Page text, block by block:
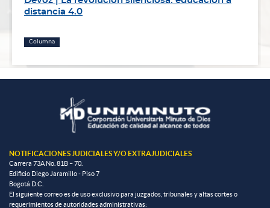
distancia 4.0
Columna
NOTIFICACIONES JUDICIALES Y/O EXTRAJUDICIALES
Carrera 73A No. 81B – 70.
Edificio Diego Jaramillo - Piso 7
Bogotá D.C.
El siguiente correo es de uso exclusivo para juzgados, tribunales y altas cortes o
requerimientos de autoridades administrativas: